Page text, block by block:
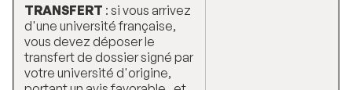
TRANSFERT : si vous arrivez
d'une université française,
vous devez déposer le
transfert de dossier signé par
votre université d'origine,